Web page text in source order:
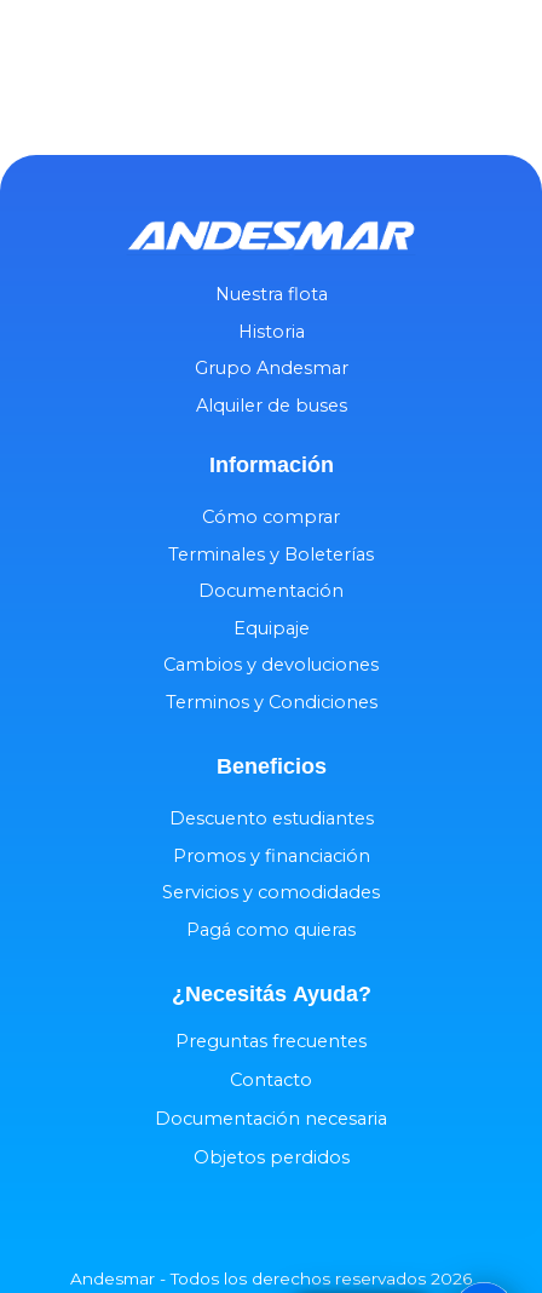
Nuestra flota
Historia
Grupo Andesmar
Alquiler de buses
Información
Cómo comprar
Terminales y Boleterías
Documentación
Equipaje
Cambios y devoluciones
Terminos y Condiciones
Beneficios
Descuento estudiantes
Promos y financiación
Servicios y comodidades
Pagá como quieras
¿Necesitás Ayuda?
Preguntas frecuentes
Contacto
Documentación necesaria
Objetos perdidos
Andesmar - Todos los derechos reservados 2026